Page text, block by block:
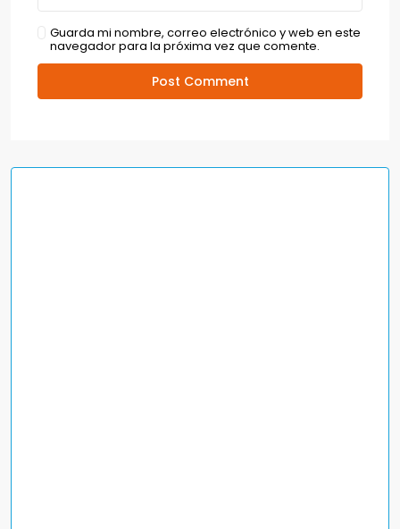
Guarda mi nombre, correo electrónico y web en este
navegador para la próxima vez que comente.